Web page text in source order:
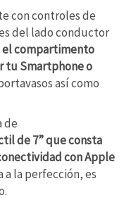
con controles de
del lado conductor
el compartimento
tu Smartphone o
así como
de
de 7” que consta
con Apple
a la perfección, es